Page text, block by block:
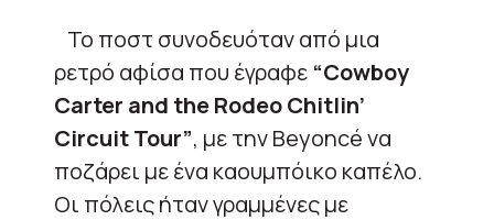
Το ποστ συνοδευόταν από μια
ρετρό αφίσα που έγραφε “Cowboy
Carter and the Rodeo Chitlin’
Circuit Tour”, με την Beyoncé να
ποζάρει με ένα καουμπόικο καπέλο.
Οι πόλεις ήταν γραμμένες με